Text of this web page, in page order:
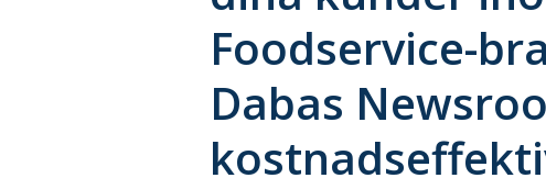
Foodservice-
Dabas